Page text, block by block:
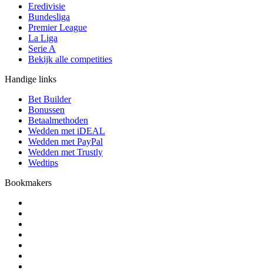
Eredivisie
Bundesliga
Premier League
La Liga
Serie A
Bekijk alle competities
Handige links
Bet Builder
Bonussen
Betaalmethoden
Wedden met iDEAL
Wedden met PayPal
Wedden met Trustly
Wedtips
Bookmakers